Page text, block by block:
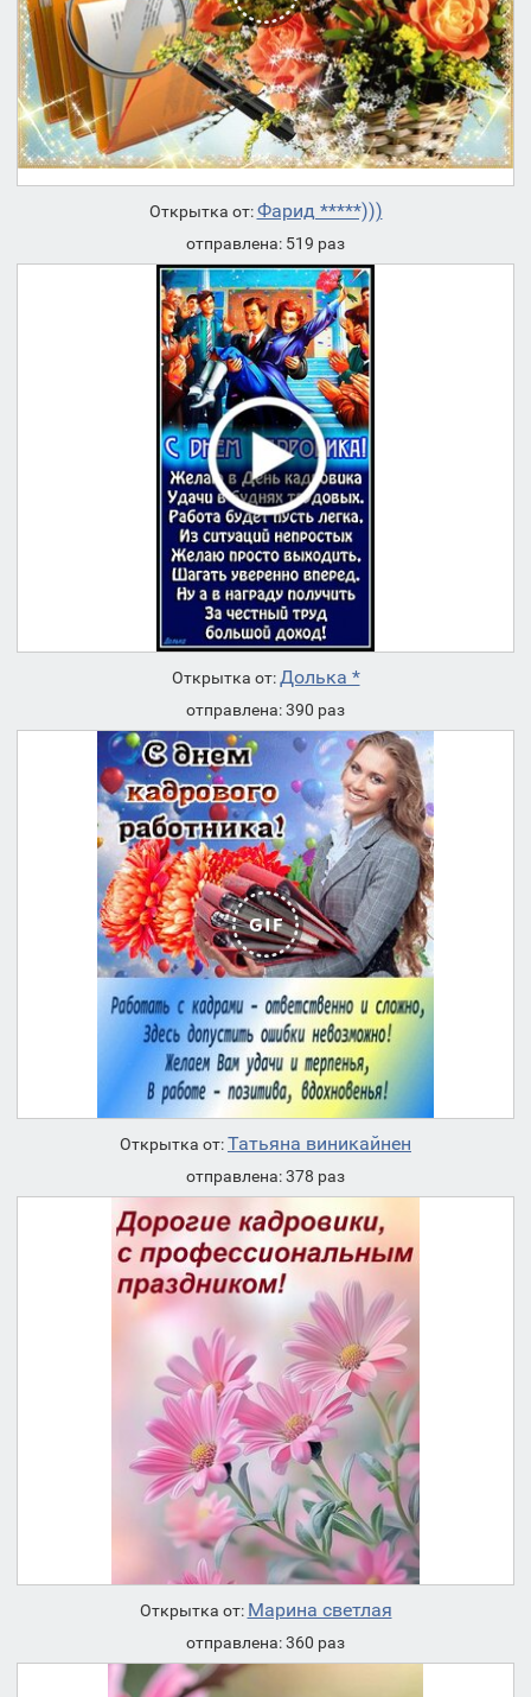
Открытка от:Фарид *****)))
отправлена: 519 раз
Открытка от:Долька *
отправлена: 390 раз
Открытка от:Татьяна виникайнен
отправлена: 378 раз
Открытка от: Марина светлая
отправлена: 360 раз